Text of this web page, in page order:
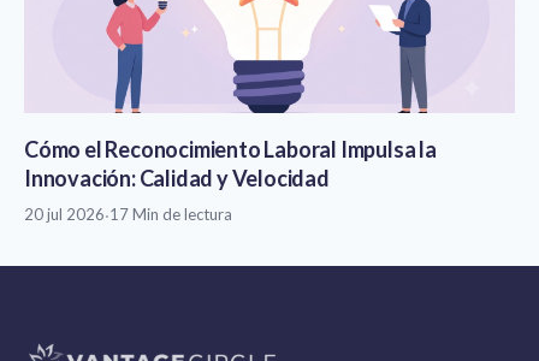
Cómo el Reconocimiento Laboral Impulsa la
Innovación: Calidad y Velocidad
20 jul 2026·17 Min de lectura